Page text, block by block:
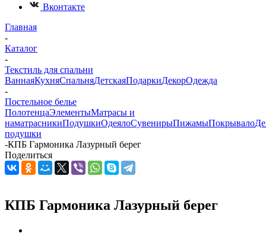
Вконтакте
Главная
-
Каталог
-
Текстиль для спальни
ВаннаяКухняСпальняДетскаяПодаркиДекорОдежда
-
Постельное белье
ПолотенцаЭлементыМатрасы и
наматрасникиПодушкиОдеялоСувенирыПижамыПокрывало
подушки
-КПБ Гармоника Лазурный берег
Поделиться
КПБ Гармоника Лазурный берег